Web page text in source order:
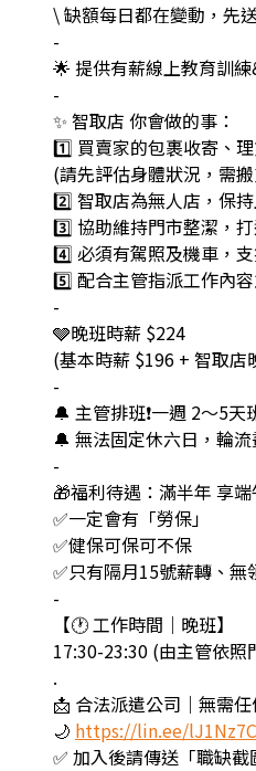
\ 缺額每日都在變動，先
-
🌟 提供有薪線上教育訓
-
✨ 智取店 你會做的事：
1️⃣ 買賣家的包裹收寄、
(請先評估身體狀況，需
2️⃣ 智取店為無人店，保
3️⃣ 協助維持門市整潔，
4️⃣ 必須有駕照及機車，
5️⃣ 配合主管指派工作內
-
🩶晚班時薪 $224
(基本時薪 $196 + 智取店
-
🔔 主管排班❗️一週 2～5天
🔔 無法固定休六日，輪
-
🎁福利待遇：滿半年 享
✅一定會有「勞保」
✅健保可保可不保
✅只有隔月15號薪轉、無
-
【🕐 工作時間｜晚班】
17:30-23:30 (由主管依
.
📩 合法派遣公司｜無需
🌙 https://lin.ee/lJ1Nz7C
✅ 加入後請傳送「職缺截